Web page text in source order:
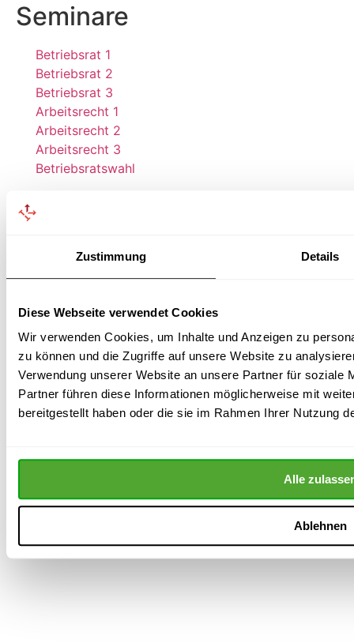
Zustimmung Details
Diese Webseite verwendet Cookies
Wir verwenden Cookies, um Inhalte und Anzeigen zu
zu können und die Zugriffe auf unsere Website zu
Verwendung unserer Website an unsere Partner für soziale
Partner führen diese Informationen möglicherweise mit
bereitgestellt haben oder die sie im Rahmen Ihrer Nutzung
Alle
Ablehnen
Seminare
Betriebsrat 1
Betriebsrat 2
Betriebsrat 3
Arbeitsrecht 1
Arbeitsrecht 2
Arbeitsrecht 3
Betriebsratswahl
Materialien für
Betriebsräte
Plakate
Wir suchen Referenten (m/w/d) für
Betriebsratsschulungen!
858Bewertungen auf ProvenExpert.com